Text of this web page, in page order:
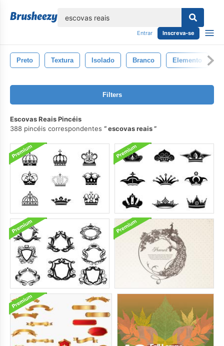
Entrar Inscreva-se
Preto Textura Isolado Branco Elemento
Filters
Escovas Reais Pincéis
388 pincéis correspondentes
escovas reais